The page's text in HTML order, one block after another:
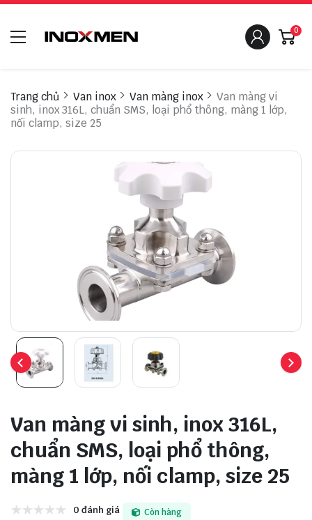
0
Trang chủ Van inox Van màng inox
Van màng vi
sinh, inox 316L, chuẩn SMS, loại phổ thông, màng 1 lớp,
nối clamp, size 25
Van màng vi sinh, inox 316L,
chuẩn SMS, loại phổ thông,
màng 1 lớp, nối clamp, size 25
0 đánh giá Còn hàng